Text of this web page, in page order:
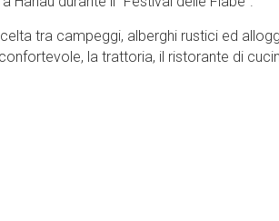
tra campeggi, alberghi rustici ed
la trattoria, il ristorante di